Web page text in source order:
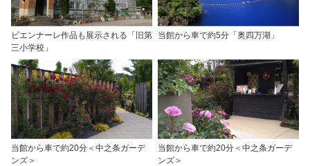
ビエンナーレ作品も展示される「旧第
三小学校」
当館から車で約5分「奥四万湖」
当館から車で約20分＜中之条ガーデ
ンズ＞
当館から車で約20分＜中之条ガーデ
ンズ＞